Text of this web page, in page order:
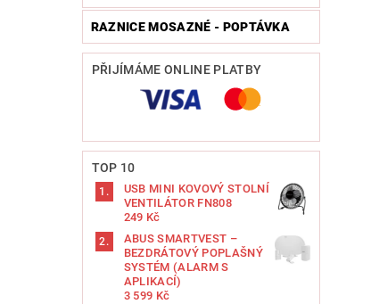
RAZNICE MOSAZNÉ - POPTÁVKA
PŘIJÍMÁME ONLINE PLATBY
TOP 10
USB MINI KOVOVÝ STOLNÍ
VENTILÁTOR FN808
249 Kč
ABUS SMARTVEST –
BEZDRÁTOVÝ POPLAŠNÝ
SYSTÉM (ALARM S
APLIKACÍ)
3 599 Kč